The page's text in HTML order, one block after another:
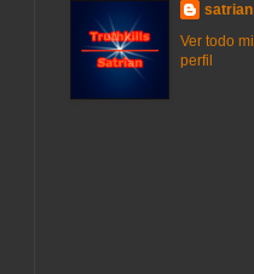
satrian
Ver todo mi
perfil